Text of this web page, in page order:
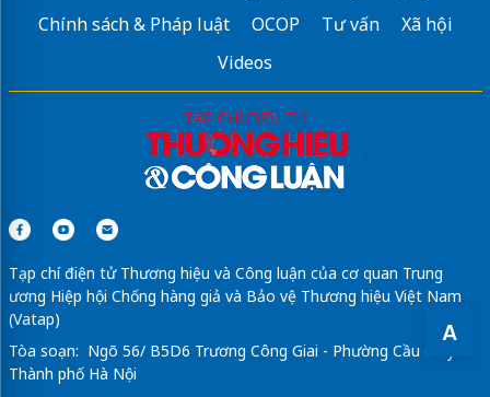
A
Chính sách & Pháp luật
OCOP Tư vấn
Xã hội
Videos
Tạp chí điện tử Thương hiệu và Công luận của cơ quan Trung
ương Hiệp hội Chống hàng giả và Bảo vệ Thương hiệu Việt Nam
(Vatap)
Tòa soạn: Ngõ 56/ B5D6 Trương Công Giai - Phường Cầu Giấy -
Thành phố Hà Nội